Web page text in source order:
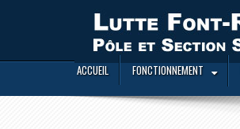
ACCUEIL FONCTIONNEMENT